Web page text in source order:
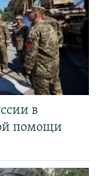
в
помощи